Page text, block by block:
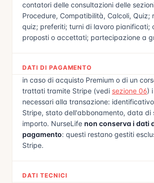
contatori delle consultazioni delle
Procedure, Compatibilità, Calcoli, Quiz;
quiz; preferiti; turni di lavoro pianificati;
proposti o accettati; partecipazione a
DATI DI PAGAMENTO
in caso di acquisto Premium o di un
trattati tramite Stripe (vedi sezione 06)
necessari alla transazione:
Stripe, stato dell'abbonamento, data di
importo. NurseLife non conserva i dati
pagamento: questi restano gestiti
Stripe.
DATI TECNICI